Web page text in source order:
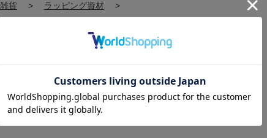
貨 > ラッピング資材
>